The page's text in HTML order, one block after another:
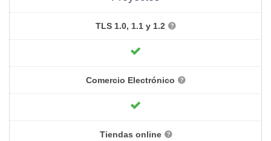
TLS 1.0, 1.1 y 1.2
Comercio Electrónico
Tiendas online